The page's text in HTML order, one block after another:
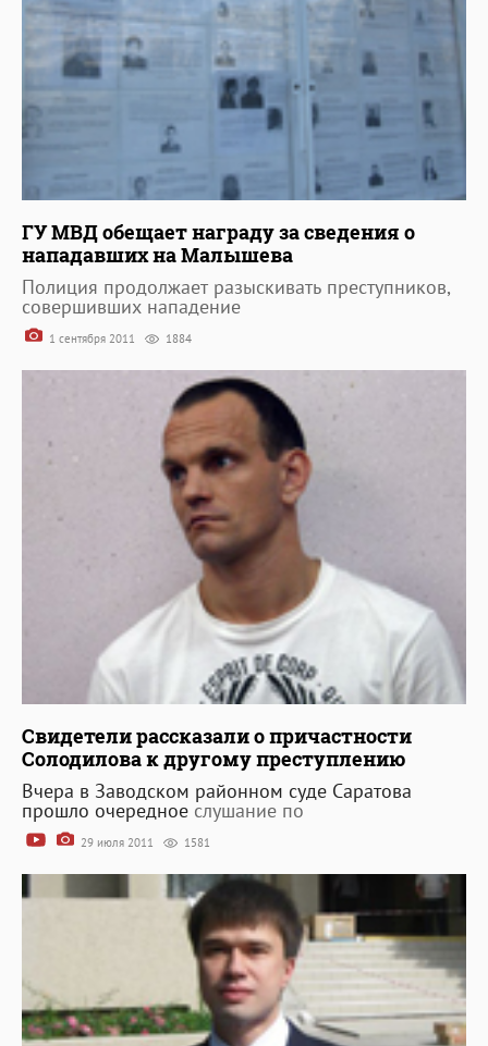
ГУ МВД обещает награду за сведения о
нападавших на Малышева
Полиция продолжает разыскивать преступников,
совершивших нападение
1 сентября 2011 1884
Свидетели рассказали о причастности
Солодилова к другому преступлению
Вчера в Заводском районном суде Саратова
прошло очередное слушание по
29 июля 2011 1581